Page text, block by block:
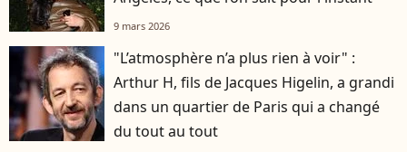
9 mars 2026
"L’atmosphère n’a plus rien à voir" :
Arthur H, fils de Jacques Higelin, a grandi
dans un quartier de Paris qui a changé
du tout au tout